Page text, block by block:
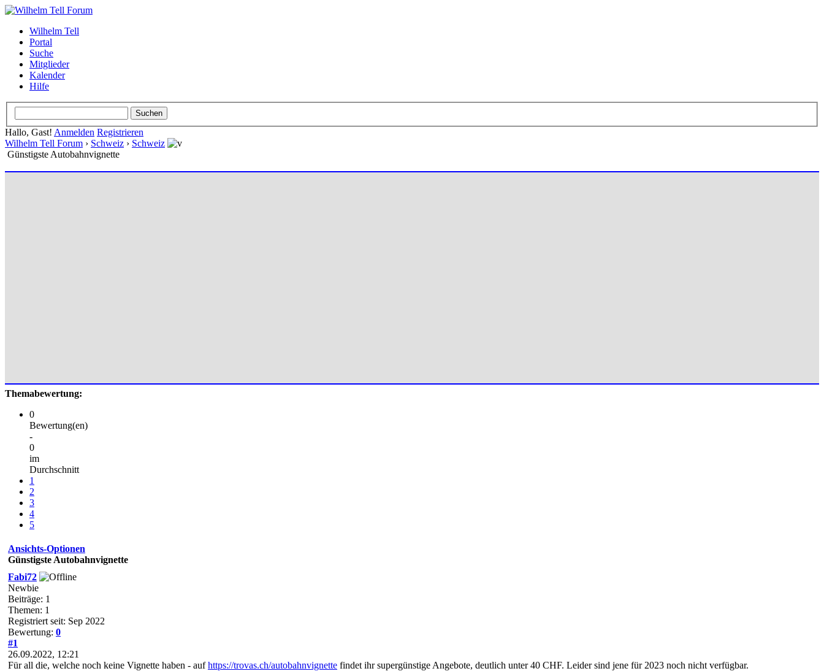
Wilhelm Tell
Portal
Suche
Mitglieder
Kalender
Hilfe
Hallo, Gast! Anmelden Registrieren
Wilhelm Tell Forum › Schweiz › Schweiz
Günstigste Autobahnvignette
Themabewertung:
0
Bewertung(en)
-
0
im
Durchschnitt
1
2
3
4
5
Ansichts-Optionen
Günstigste Autobahnvignette
Fabi72
Newbie
Beiträge: 1
Themen: 1
Registriert seit: Sep 2022
Bewertung: 0
#1
26.09.2022, 12:21
Für all die, welche noch keine Vignette haben - aufhttps://trovas.ch/autobahnvignette findet ihr supergünstige Angebote, deutlich unter 40 CHF. Leider sind jene für 2023 noch nicht verfügbar.